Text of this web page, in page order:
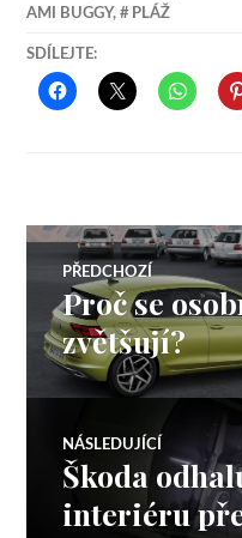
AMI BUGGY, PLÁŽ
SDÍLEJTE:
Navigace
pro
příspěvek
PŘEDCHOZÍ
Předchozí
příspěvek:
Proč se
zvětšují?
NÁSLEDUJÍCÍ
Následující
příspěvek:
Škoda
interiéru